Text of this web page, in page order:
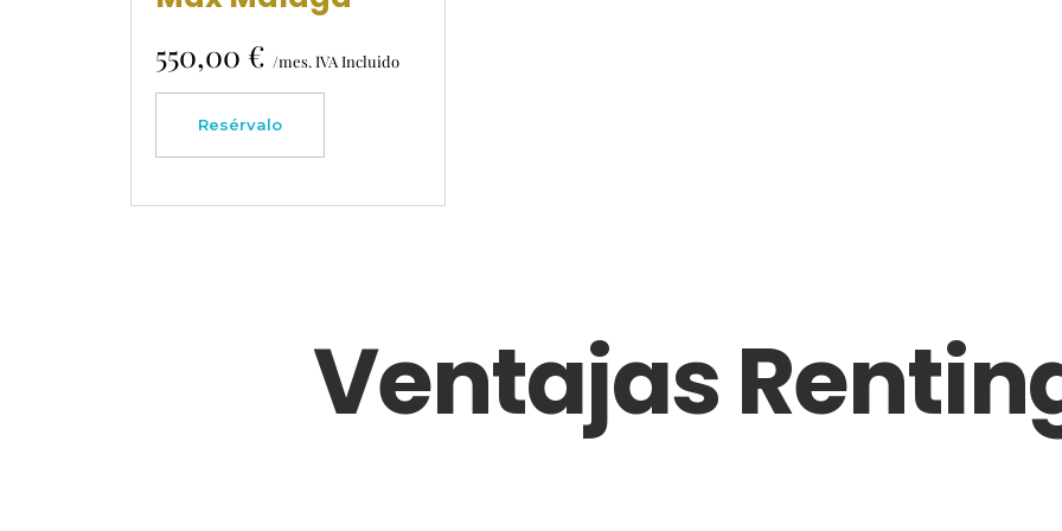
550,00 € /mes. IVA Incluido
Resérvalo
Ventajas